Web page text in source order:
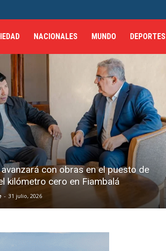
NACIONALES MUNDO DEPORTES
con obras en el puesto de
kilómetro cero en Fiambalá
- 31 julio, 2026